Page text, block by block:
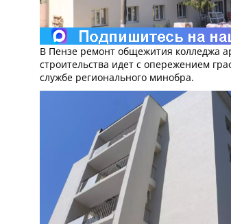
В Пензе ремонт общежития колледжа
строительства идет с опережением
службе регионального минобра.